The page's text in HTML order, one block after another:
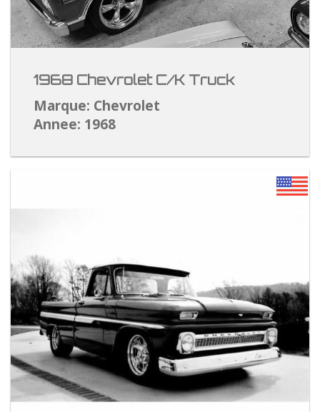
1968 Chevrolet C/K Truck
Marque: Chevrolet
Annee: 1968